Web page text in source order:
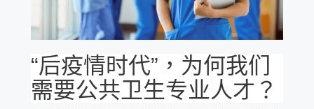
“后疫情时代”，为何我们
需要公共卫生专业人才？